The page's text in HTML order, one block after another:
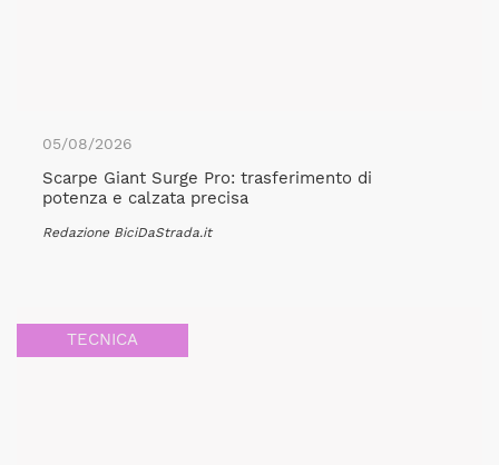
05/08/2026
Scarpe Giant Surge Pro: trasferimento di
potenza e calzata precisa
Redazione BiciDaStrada.it
TECNICA